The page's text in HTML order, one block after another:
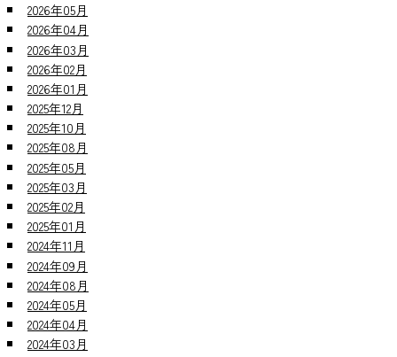
2026年05月
2026年04月
2026年03月
2026年02月
2026年01月
2025年12月
2025年10月
2025年08月
2025年05月
2025年03月
2025年02月
2025年01月
2024年11月
2024年09月
2024年08月
2024年05月
2024年04月
2024年03月